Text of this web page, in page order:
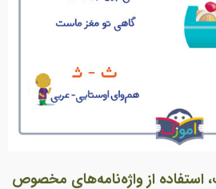
از واژه‌نامه‌های مخصوص